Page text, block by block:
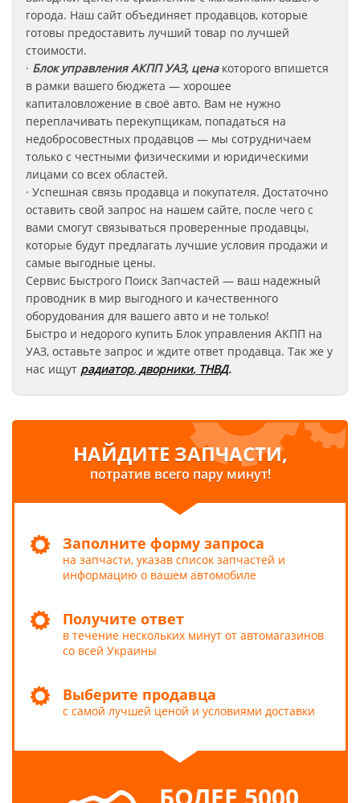
города. Наш сайт объединяет продавцов, которые
готовы предоставить лучший товар по лучшей
стоимости.
· Блок управления АКПП УАЗ, цена которого впишется
в рамки вашего бюджета — хорошее
капиталовложение в своё авто. Вам не нужно
переплачивать перекупщикам, попадаться на
недобросовестных продавцов — мы сотрудничаем
только с честными физическими и юридическими
лицами со всех областей.
· Успешная связь продавца и покупателя. Достаточно
оставить свой запрос на нашем сайте, после чего с
вами смогут связываться проверенные продавцы,
которые будут предлагать лучшие условия продажи и
самые выгодные цены.
Сервис Быстрого Поиск Запчастей — ваш надежный
проводник в мир выгодного и качественного
оборудования для вашего авто и не только!
Быстро и недорого купить Блок управления АКПП на
УАЗ, оставьте запрос и ждите ответ продавца. Так же у
нас ищут радиатор,дворники, ТНВД.
НАЙДИТЕ ЗАПЧАСТИ,
потратив всего пару минут!
Заполните форму запроса
на запчасти, указав список запчастей и
информацию о вашем автомобиле
Получите ответ
в течение нескольких минут от автомагазинов
со всей Украины
Выберите продавца
с самой лучшей ценой и условиями доставки